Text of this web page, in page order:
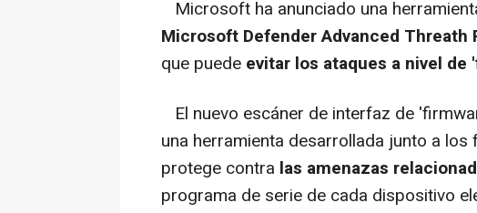
Microsoft ha anunciado una
Microsoft Defender Advanced Threath
que puede evitar los ataques a nivel de
El nuevo escáner de interfaz de
una herramienta desarrollada junto a
protege contra las amenazas
programa de serie de cada dispositivo